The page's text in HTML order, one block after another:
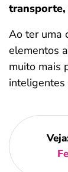
transporte,
Ao ter uma
elementos
muito mais
inteligentes